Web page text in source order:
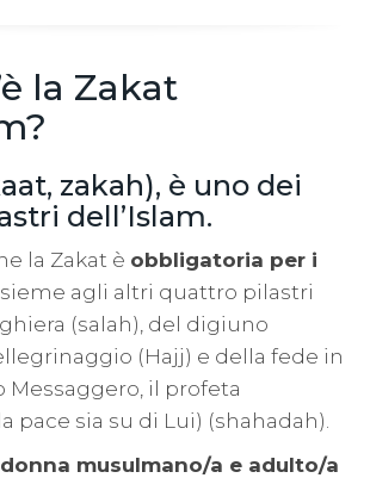
la Zakat
zakah), è uno dei
dell’Islam.
la Zakat è obbligatoria per i
agli altri quattro pilastri
(salah), del digiuno
(Hajj) e della fede in
Messaggero, il profeta
pace sia su di Lui) (shahadah).
musulmano/a e adulto/a